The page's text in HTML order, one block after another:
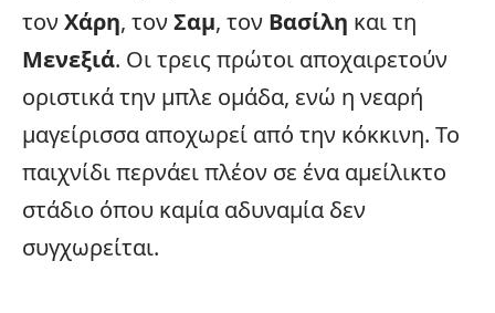
τον Χάρη, τον Σαμ, τον Βασίλη και τη
Μενεξιά. Οι τρεις πρώτοι αποχαιρετούν
οριστικά την μπλε ομάδα, ενώ η νεαρή
μαγείρισσα αποχωρεί από την κόκκινη. Το
παιχνίδι περνάει πλέον σε ένα αμείλικτο
στάδιο όπου καμία αδυναμία δεν
συγχωρείται.